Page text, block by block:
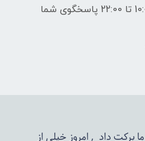
هفت روز هفته ، از ساعت 10:00 تا 22:00 پاسخگوی شما
برکت داد , امروز خیلی از